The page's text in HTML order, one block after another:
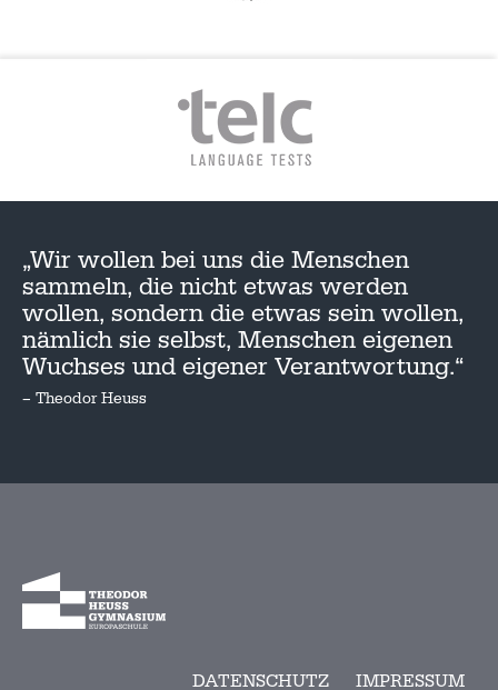
„Wir wollen bei uns die Menschen
sammeln, die nicht etwas werden
wollen, sondern die etwas sein wollen,
nämlich sie selbst, Menschen eigenen
Wuchses und eigener Verantwortung.“
– Theodor Heuss
DATENSCHUTZ IMPRESSUM